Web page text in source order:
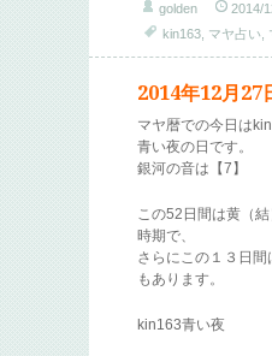
golden 2014/
kin163 マヤ占い
2014年12月27
マヤ暦での今日は
青い夜の日です。
銀河の音は【7】
この52日間は黄（
時期で、
さらにこの１３日
もあります。
kin163青い夜